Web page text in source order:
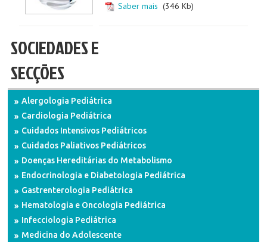
Saber mais (346 Kb)
SOCIEDADES E
SECÇÕES
Alergologia Pediátrica
Cardiologia Pediátrica
Cuidados Intensivos Pediátricos
Cuidados Paliativos Pediátricos
Doenças Hereditárias do Metabolismo
Endocrinologia e Diabetologia Pediátrica
Gastrenterologia Pediátrica
Hematologia e Oncologia Pediátrica
Infecciologia Pediátrica
Medicina do Adolescente